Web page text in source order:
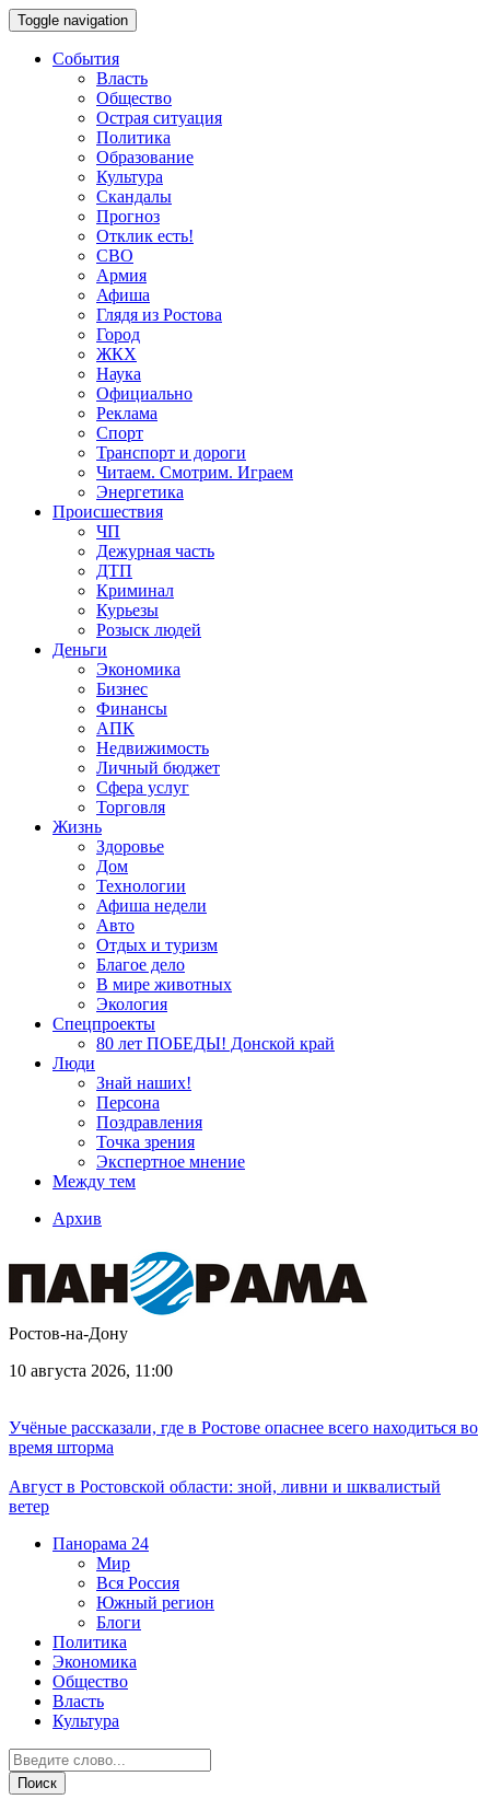
Toggle navigation
События
Власть
Общество
Острая ситуация
Политика
Образование
Культура
Скандалы
Прогноз
Отклик есть!
СВО
Армия
Афиша
Глядя из Ростова
Город
ЖКХ
Наука
Официально
Реклама
Спорт
Транспорт и дороги
Читаем. Смотрим. Играем
Энергетика
Происшествия
ЧП
Дежурная часть
ДТП
Криминал
Курьезы
Розыск людей
Деньги
Экономика
Бизнес
Финансы
АПК
Недвижимость
Личный бюджет
Сфера услуг
Торговля
Жизнь
Здоровье
Дом
Технологии
Афиша недели
Авто
Отдых и туризм
Благое дело
В мире животных
Экология
Спецпроекты
80 лет ПОБЕДЫ! Донской край
Люди
Знай наших!
Персона
Поздравления
Точка зрения
Экспертное мнение
Между тем
Архив
Ростов-на-Дону
10 августа 2026, 11:00
Учёные рассказали, где в Ростове опаснее всего находиться во
время шторма
Август в Ростовской области: зной, ливни и шквалистый
ветер
Панорама 24
Мир
Вся Россия
Южный регион
Блоги
Политика
Экономика
Общество
Власть
Культура